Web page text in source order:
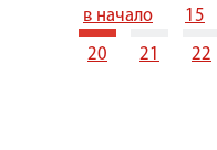
в начало 15
20
21 22